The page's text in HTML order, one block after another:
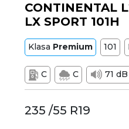
CONTINENTAL
LX SPORT 101H
Klasa Premium 101
C C 71 dB
235 /55 R19